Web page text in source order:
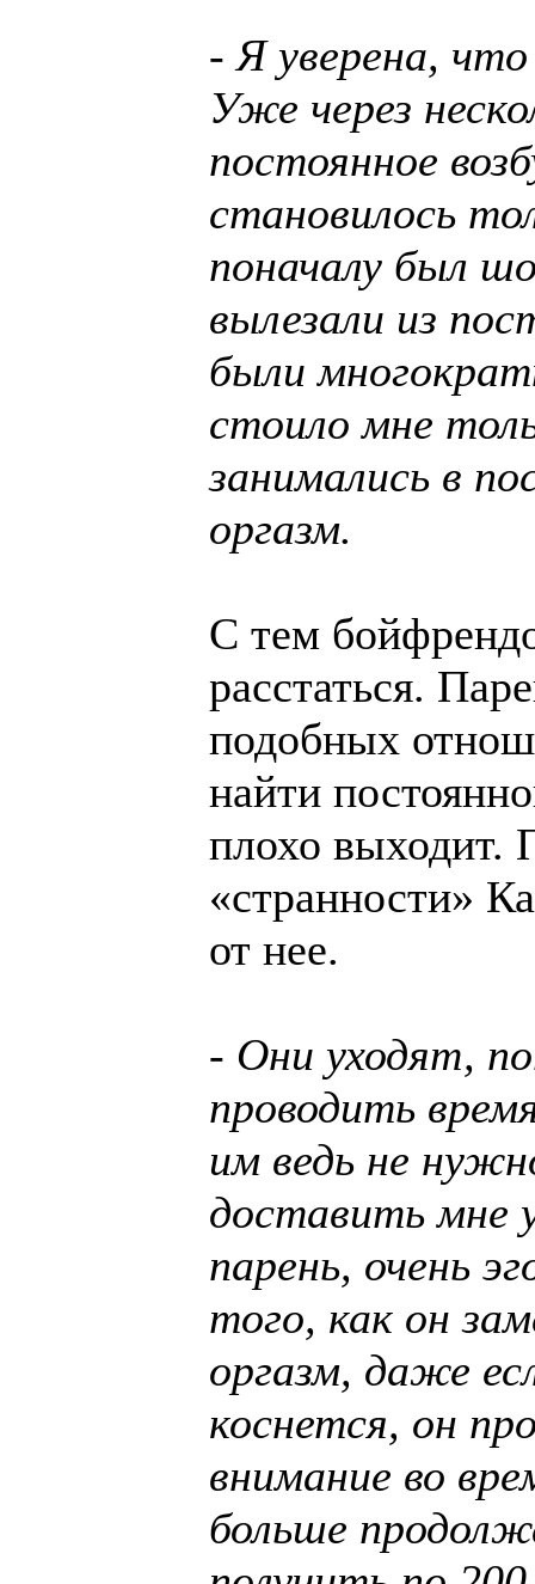
- Я уверена, что
Уже через
постоянное
становилось
поначалу был
вылезали из
были
стоило мне
занимались в
оргазм.
С тем
расстаться.
подобных
найти
плохо выходит.
«странности»
от нее.
- Они уходят,
проводить
им ведь не
доставить мне
парень, очень
того, как он
оргазм, даже
коснется, он
внимание во
больше